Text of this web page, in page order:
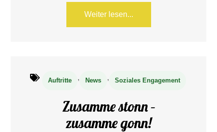
ok
Weiter lesen...
Auftritte , News , Soziales Engagement
Zusamme stonn –
zusamme gonn!